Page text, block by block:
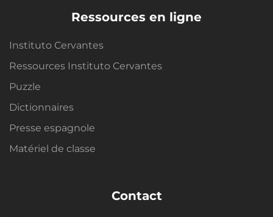
Ressources en ligne
Instituto Cervantes
Ressources Instituto Cervantes
Puzzle
Dictionnaires
Presse espagnole
Matériel de classe
Contact